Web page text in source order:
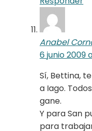
Anabel
6 junio 2009
Sí, Bettina,
a Iago.
gane.
Y para San
para